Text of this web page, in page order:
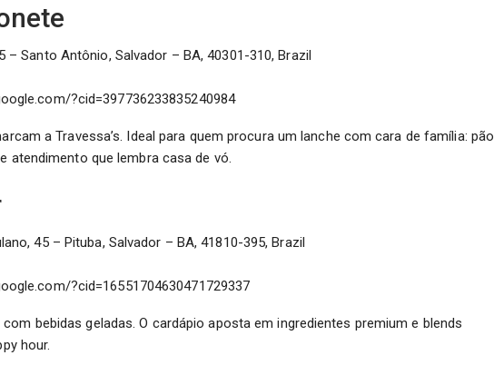
– Santo Antônio, Salvador – BA, 40301-310, Brazil
?cid=397736233835240984
a Travessa’s. Ideal para quem procura um lanche com cara de família: pão
atendimento que lembra casa de vó.
45 – Pituba, Salvador – BA, 41810-395, Brazil
?cid=16551704630471729337
bebidas geladas. O cardápio aposta em ingredientes premium e blends
hour.